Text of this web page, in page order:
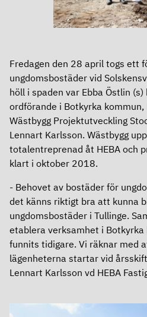
Analyser
Obligationsprogram – MTN
Banklån
Rating
Fastighetsvärdering
Bolagsstyrning
Valberedning
Styrelse
Ledning
Ersättningar
Revisor
Bolagsordning
Bolagsstyrningsrapport
Årsredovisning
Om Heba
Affärsmodell, mål och
Kontakt
In English
In English
Fredagen den 28 april togs ett
ungdomsbostäder vid
höll i spaden var Ebba Östlin
ordförande i Botkyrka kommun,
Wästbygg Projektutveckling
Lennart Karlsson. Wästbygg
totalentreprenad åt HEBA och
klart i oktober 2018.
- Behovet av bostäder för
det känns riktigt bra att kunna
ungdomsbostäder i Tullinge.
etablera verksamhet i Botkyrka
funnits tidigare. Vi räknar med
lägenheterna startar vid
Lennart Karlsson vd HEBA